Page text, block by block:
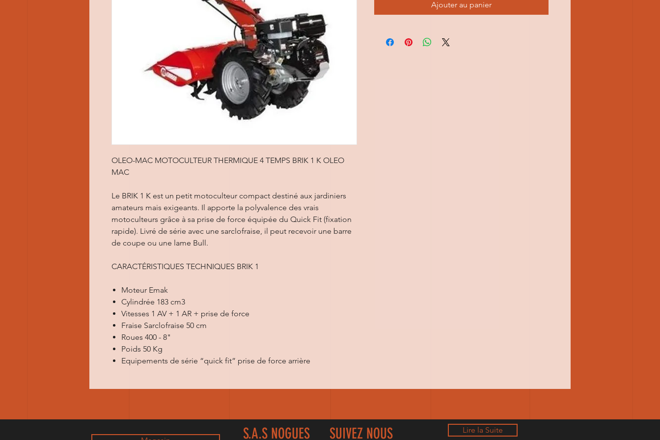
OLEO-MAC MOTOCULTEUR THERMIQUE 4 TEMPS BRIK 1 K OLEO
MAC
Le BRIK 1 K est un petit motoculteur compact destiné aux jardiniers
amateurs mais exigeants. Il apporte la polyvalence des vrais
motoculteurs grâce à sa prise de force équipée du Quick Fit (fixation
rapide). Livré de série avec une sarclofraise, il peut recevoir une barre
de coupe ou une lame Bull.
CARACTÉRISTIQUES TECHNIQUES BRIK 1
Moteur Emak
Cylindrée 183 cm3
Vitesses 1 AV + 1 AR + prise de force
Fraise Sarclofraise 50 cm
Roues 400 - 8"
Poids 50 Kg
Equipements de série “quick fit” prise de force arrière
Ajouter au panier
S.A.S NOGUES SUIVEZ NOUS Lire la Suite